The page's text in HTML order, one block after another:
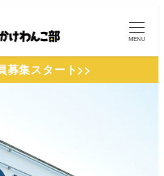
MENU
募集スタート>>